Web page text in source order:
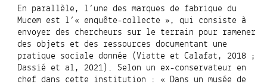
En parallèle, l’une des marques de fabrique du
Mucem est l’« enquête-collecte », qui consiste à
envoyer des chercheurs sur le terrain pour ramener
des objets et des ressources documentant une
pratique sociale donnée (Viatte et Calafat, 2018 ;
Dassié et al, 2021). Selon un ex-conservateur en
chef dans cette institution : « Dans un musée de